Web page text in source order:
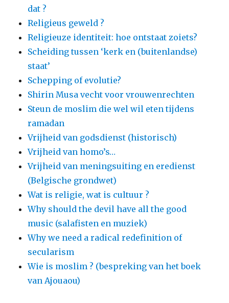
dat ?
Religieus geweld ?
Religieuze identiteit: hoe ontstaat zoiets?
Scheiding tussen ‘kerk en (buitenlandse)
staat’
Schepping of evolutie?
Shirin Musa vecht voor vrouwenrechten
Steun de moslim die wel wil eten tijdens
ramadan
Vrijheid van godsdienst (historisch)
Vrijheid van homo’s…
Vrijheid van meningsuiting en eredienst
(Belgische grondwet)
Wat is religie, wat is cultuur ?
Why should the devil have all the good
music (salafisten en muziek)
Why we need a radical redefinition of
secularism
Wie is moslim ? (bespreking van het boek
van Ajouaou)